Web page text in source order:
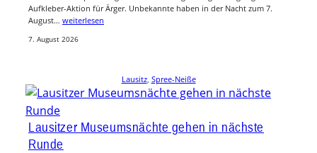
Aufkleber-Aktion für Ärger. Unbekannte haben in der Nacht zum 7.
August… weiterlesen
7. August 2026
Lausitz, Spree-Neiße
Lausitzer Museumsnächte gehen in nächste
Runde